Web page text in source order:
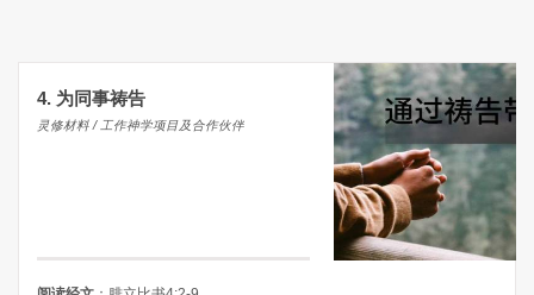
4. 为同事祷告
灵修材料 / 工作神学项目及合作伙伴